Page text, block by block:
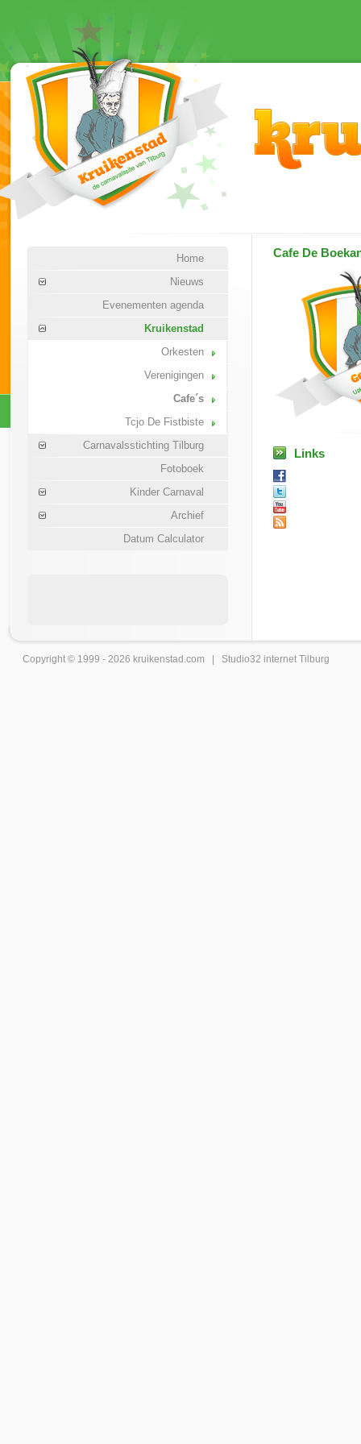
Home
Nieuws
Evenementen agenda
Kruikenstad
Orkesten
Verenigingen
Cafe´s
Tcjo De Fistbiste
Carnavalsstichting Tilburg
Fotoboek
Kinder Carnaval
Archief
Datum Calculator
Cafe De
Links
Copyright © 1999 - 2026 kruikenstad .com | Studio32 internet Tilburg